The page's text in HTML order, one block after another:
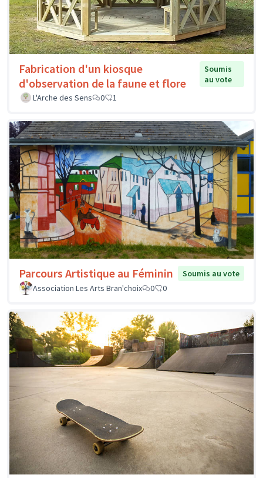
Fabrication d'un kiosque
d'observation de la faune et flore
Soumis
au vote
L'Arche des Sens
0 1
Parcours Artistique au Féminin
Soumis au vote
Association Les Arts Bran'choix
0 0